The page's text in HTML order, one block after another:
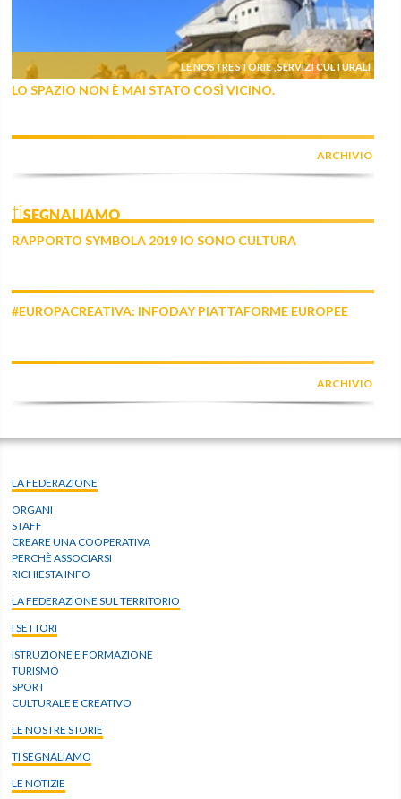
LE NOSTRE STORIE ,SERVIZI CULTURALI
LO SPAZIO NON È MAI STATO COSÌ VICINO.
ARCHIVIO
tiSEGNALIAMO
RAPPORTO SYMBOLA 2019 IO SONO CULTURA
#EUROPACREATIVA: INFODAY PIATTAFORME EUROPEE
ARCHIVIO
LA FEDERAZIONE
ORGANI
STAFF
CREARE UNA COOPERATIVA
PERCHÈ ASSOCIARSI
RICHIESTA INFO
LA FEDERAZIONE SUL TERRITORIO
I SETTORI
ISTRUZIONE E FORMAZIONE
TURISMO
SPORT
CULTURALE E CREATIVO
LE NOSTRE STORIE
TI SEGNALIAMO
LE NOTIZIE